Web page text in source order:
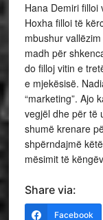
Hana Demiri filloi
Hoxha filloi të
mbushur
madh për
do filloj vitin e
e mjekësisë.
“marketing”. Ajo
vegjël dhe për të
shumë krenare
shpërndajmë
mësimit të
Share via:
Facebook